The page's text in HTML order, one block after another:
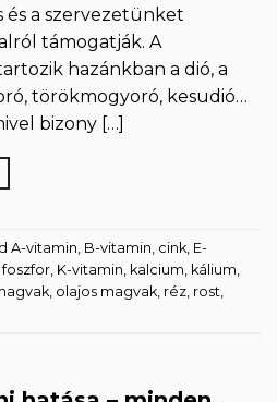
és a szervezetünket
támogatják. A
hazánkban a dió, a
törökmogyoró, kesudió…
bizony […]
A-vitamin B-vitamin cink E-
,foszfor K-vitamin kalcium kálium
olajos magvak réz rost